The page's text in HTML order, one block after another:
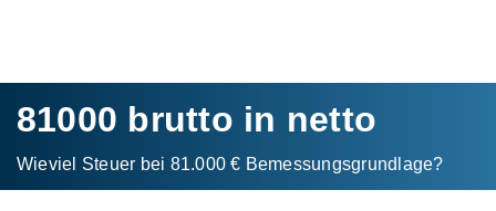
81000 brutto in netto
Wieviel Steuer bei 81.000 € Bemessungs­grundlage?